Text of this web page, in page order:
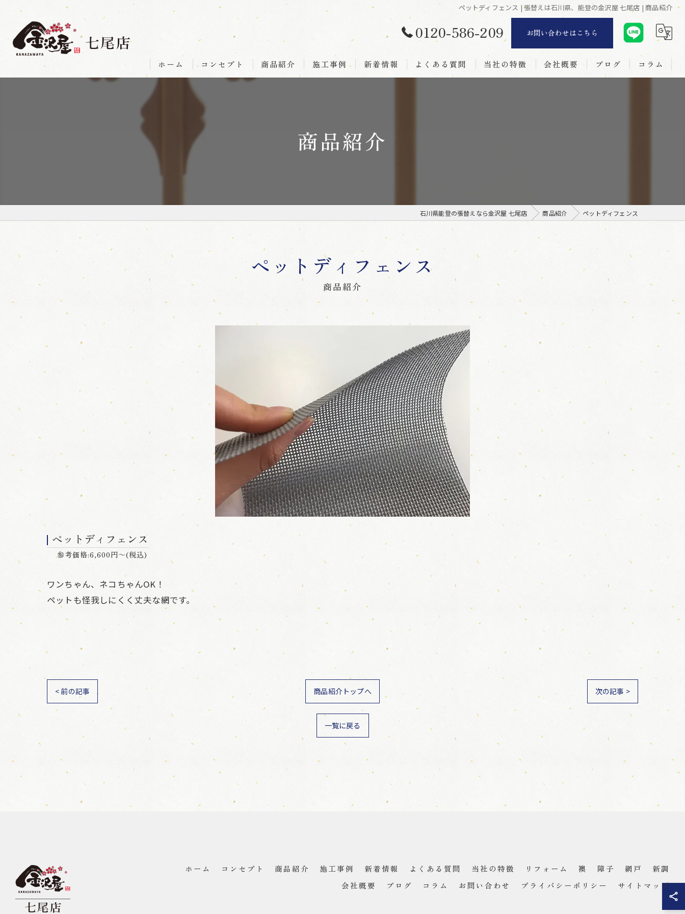
ペットディフェンス | 張替えは石川県、能登の金沢屋 七尾店 | 商品紹介
0120-586-209 お問い合わせはこちら
ホーム コンセプト 商品紹介 施工事例 新着情報 よくある質問 当社の特徴 会社概要 ブログ コラム
商品紹介
石川県能登の張替えなら金沢屋 七尾店 商品紹介 ペットディフェンス
商品紹介
ペットディフェンス
ペットディフェンス
参考価格:6,600円～(税込)
ワンちゃん、ネコちゃんOK！
ペットも怪我しにくく丈夫な網です。
< 前の記事 商品紹介トップへ 次の記事 >
一覧に戻る
ホーム コンセプト 商品紹介 施工事例 新着情報 よくある質問 当社の特徴 リフォーム 襖 障子 網戸
新調
会社概要
ブログ コラム お問い合わせ プライバシーポリシー サイトマップ